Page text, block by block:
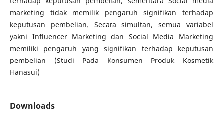
marketing tidak memilik pengaruh signifikan terhadap
keputusan pembelian. Secara simultan, semua variabel
yakni Influencer Marketing dan Social Media Marketing
memiliki pengaruh yang signifikan terhadap keputusan
pembelian (Studi Pada Konsumen Produk Kosmetik
Hanasui)
Downloads